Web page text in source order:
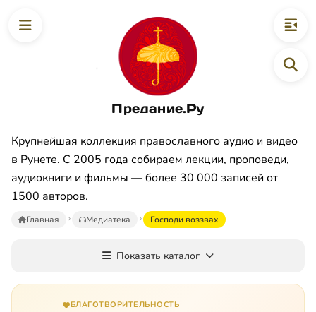
Предание.Ру
Крупнейшая коллекция православного аудио и видео
в Рунете. С 2005 года собираем лекции, проповеди,
аудиокниги и фильмы — более 30 000 записей от
1500 авторов.
Главная Медиатека Господи воззвах
Показать каталог
БЛАГОТВОРИТЕЛЬНОСТЬ